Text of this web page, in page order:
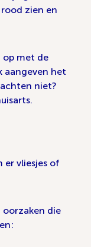
zien en
op met de
aangeven het
niet?
er vliesjes of
die